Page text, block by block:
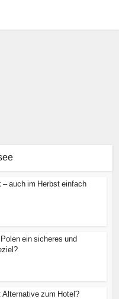
– auch im Herbst einfach
ein sicheres und
Alternative zum Hotel?